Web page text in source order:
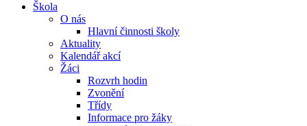
Škola
O nás
Hlavní činnosti školy
Aktuality
Kalendář akcí
Žáci
Rozvrh hodin
Zvonění
Třídy
Informace pro žáky